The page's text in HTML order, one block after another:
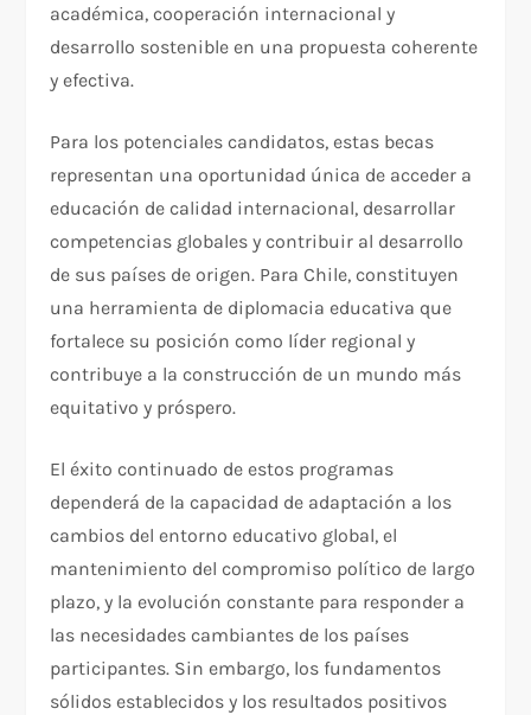
académica, cooperación internacional y
desarrollo sostenible en una propuesta coherente
y efectiva.
Para los potenciales candidatos, estas becas
representan una oportunidad única de acceder a
educación de calidad internacional, desarrollar
competencias globales y contribuir al desarrollo
de sus países de origen. Para Chile, constituyen
una herramienta de diplomacia educativa que
fortalece su posición como líder regional y
contribuye a la construcción de un mundo más
equitativo y próspero.
El éxito continuado de estos programas
dependerá de la capacidad de adaptación a los
cambios del entorno educativo global, el
mantenimiento del compromiso político de largo
plazo, y la evolución constante para responder a
las necesidades cambiantes de los países
participantes. Sin embargo, los fundamentos
sólidos establecidos y los resultados positivos